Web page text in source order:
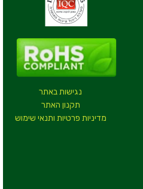
נגישות באתר
תקנון האתר
מדיניות פרטיות ותנאי שימוש